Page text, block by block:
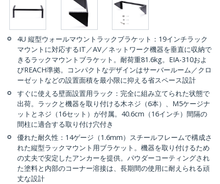
4U 縦型ウォールマウントラックブラケット：19インチラック
マウントに対応するIT／AV／ネットワーク機器を垂直に収納で
きるラックマウントブラケット。耐荷重81.6kg。EIA-310およ
びREACH準拠。コンパクトなデザインはサーバールーム／クロ
ーゼットなどの設置面積を最小限に抑える省スペース設計
すぐに使える壁面設置用ラック：完全に組み立てられた状態で
出荷。ラックと機器を取り付ける木ネジ（6本）、M5ケージナ
ットとネジ（16セット）が付属。40.6cm（16インチ）間隔の
間柱に適合する取り付け穴付き
優れた耐久性：14ゲージ（1.6mm）スチールフレームで構成さ
れた縦型ラックマウント用ブラケット。機器を取り付けるため
の丈夫で安定したアンカーを提供。パウダーコーティングされ
た塗料と内部のコーナー溶接は、長期間の使用に耐えられる頑
丈な設計